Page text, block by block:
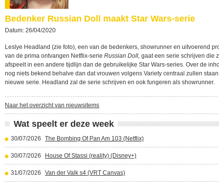
Bedenker Russian Doll maakt Star Wars-serie
Datum: 26/04/2020
Leslye Headland (zie foto), een van de bedenkers, showrunner en uitvoerend
van de prima ontvangen Netflix-serie Russian Doll, gaat een serie schrijven die
afspeelt in een andere tijdlijn dan de gebruikelijke Star Wars-series. Over de
nog niets bekend behalve dan dat vrouwen volgens Variety centraal zullen
nieuwe serie. Headland zal de serie schrijven en ook fungeren als showrunner.
Naar het overzicht van nieuwsitems
Wat speelt er deze week
30/07/2026 The Bombing Of Pan Am 103 (Netflix)
30/07/2026 House Of Stassi (reality) (Disney+)
31/07/2026 Van der Valk s4 (VRT Canvas)